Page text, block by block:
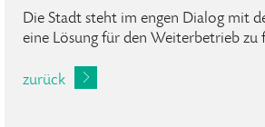
Die Stadt steht im engen Dialog mit
eine Lösung für den Weiterbetrieb zu
zurück